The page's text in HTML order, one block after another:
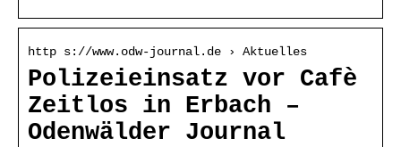
http s://www.odw-journal.de › Aktuelles
Polizeieinsatz vor Cafè
Zeitlos in Erbach –
Odenwälder Journal